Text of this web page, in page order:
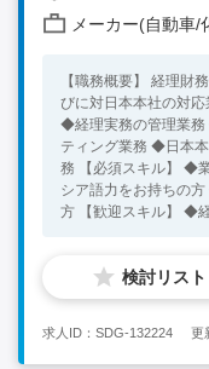
メーカー(自動
【職務概要】 経理財
びに対日本本社の対応
◆経理実務の管理業
ティング業務 ◆日本本社とのブリッジ業務 ◆その他付随する業
務 【必須スキル】 ◆業務上コミュニケーション可能なインドネ
シア語力をお持ちの
方 【歓迎スキル】 ◆
検討リスト
求人ID：SDG-132224 更